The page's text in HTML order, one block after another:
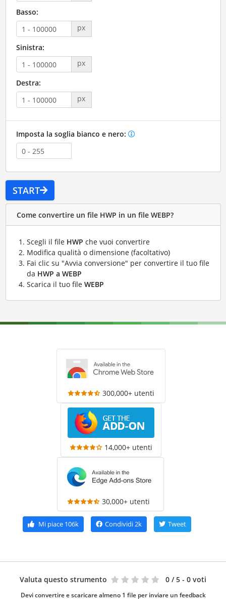
Basso:
px
Sinistra:
px
Destra:
px
Imposta la soglia bianco e nero:
START
Come convertire un file HWP in un file WEBP?
Scegli il file HWP che vuoi convertire
Modifica qualità o dimensione (facoltativo)
Fai clic su "Avvia conversione" per convertire il tuo file
da HWP a WEBP
Scarica il tuo file WEBP
300,000+ utenti
14,000+ utenti
30,000+ utenti
Mi piace 106k Condividi2k Tweet
Valuta questo strumento 0 / 5 - 0 voti
Devi convertire e scaricare almeno 1 file per inviare un feedback